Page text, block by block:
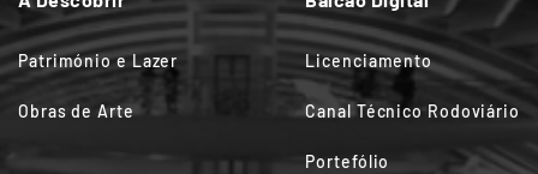
Património e Lazer
Obras de Arte
Licenciamento
Canal Técnico Rodoviário
Portefólio